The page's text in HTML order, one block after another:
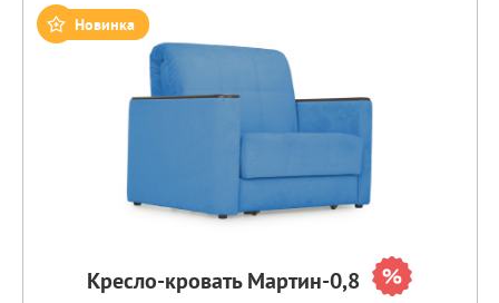
Новинка
Кресло-кровать Мартин-0,8